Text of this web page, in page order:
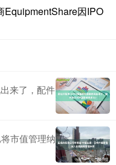
EquipmentShare因IPO
来了，配件
市值管理纳